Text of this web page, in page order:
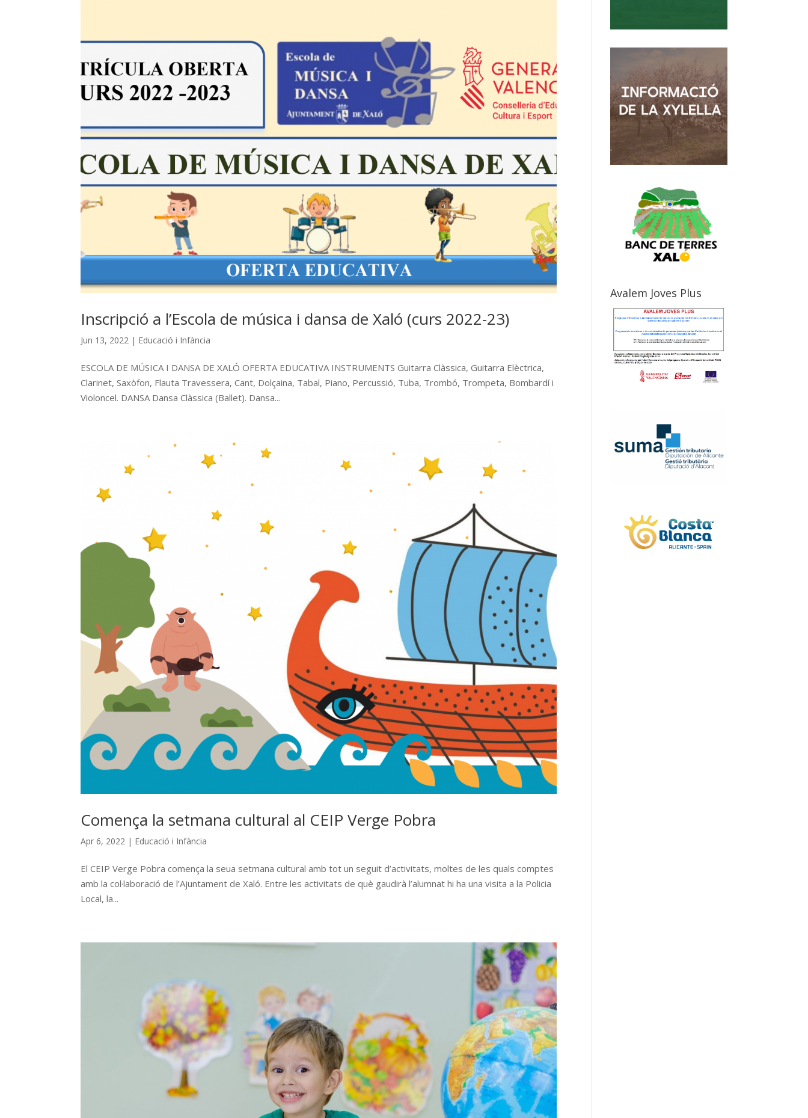
Inscripció a l’Escola de música i dansa de Xaló (curs 2022-23)
Jun 13, 2022 | Educació i Infància
ESCOLA DE MÚSICA I DANSA DE XALÓ OFERTA EDUCATIVA INSTRUMENTS Guitarra Clàssica, Guitarra Elèctrica,
Clarinet, Saxòfon, Flauta Travessera, Cant, Dolçaina, Tabal, Piano, Percussió, Tuba, Trombó, Trompeta, Bombardí i
Violoncel. DANSA Dansa Clàssica (Ballet). Dansa...
Comença la setmana cultural al CEIP Verge Pobra
Apr 6, 2022 | Educació i Infància
El CEIP Verge Pobra comença la seua setmana cultural amb tot un seguit d’activitats, moltes de les quals comptes
amb la col·laboració de l’Ajuntament de Xaló. Entre les activitats de què gaudirà l’alumnat hi ha una visita a la Policia
Local, la...
Avalem Joves Plus